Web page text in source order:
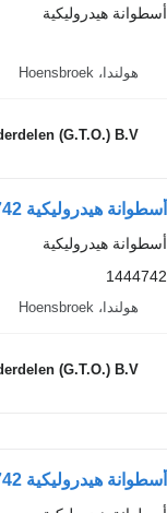
أسطوانة هيدروليكية
هولندا، Hoensbroek
(G.T.O.) B.V.
أسطوانة هيدروليكية DAF hefcilinder 1444742 لـ الشاحنات DAF xf 95 xf 105
أسطوانة هيدروليكية
1444742
هولندا، Hoensbroek
(G.T.O.) B.V.
أسطوانة هيدروليكية 1444742 لـ الشاحنات DAF XF 105